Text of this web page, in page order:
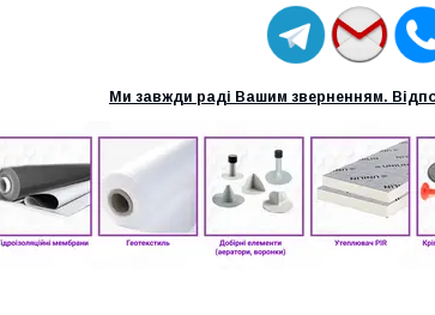
Ми завжди раді Вашим зверненням.